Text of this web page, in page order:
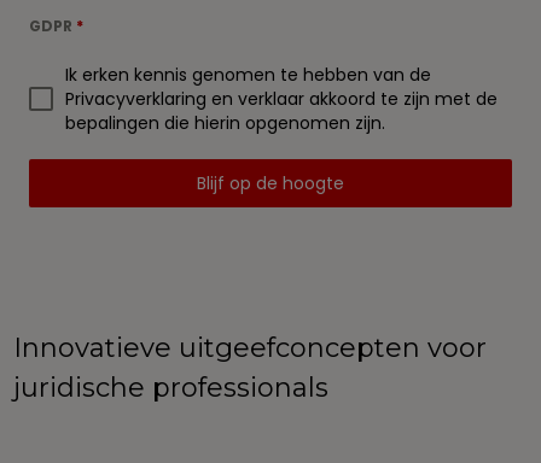
GDPR *
Ik erken kennis genomen te hebben van de
Privacyverklaring en verklaar akkoord te zijn met de
bepalingen die hierin opgenomen zijn.
Blijf op de hoogte
Innovatieve uitgeefconcepten voor
juridische professionals